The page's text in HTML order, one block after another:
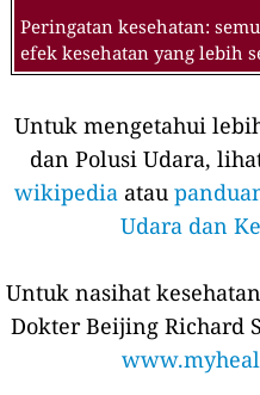
Peringatan kesehatan:
efek kesehatan yang lebih
Untuk mengetahui
dan Polusi Udara,
wikipedia atau
Udara dan
Untuk nasihat
Dokter Beijing Richard